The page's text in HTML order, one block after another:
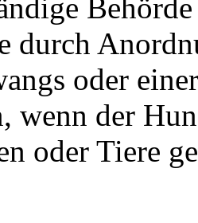
durch
oder
wenn der
oder Tiere